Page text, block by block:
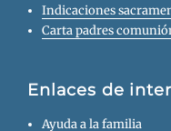
Indicaciones
Carta padres
Enlaces de
Ayuda a la familia